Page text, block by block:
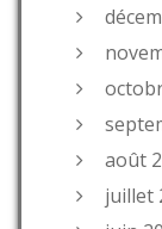
août
juillet